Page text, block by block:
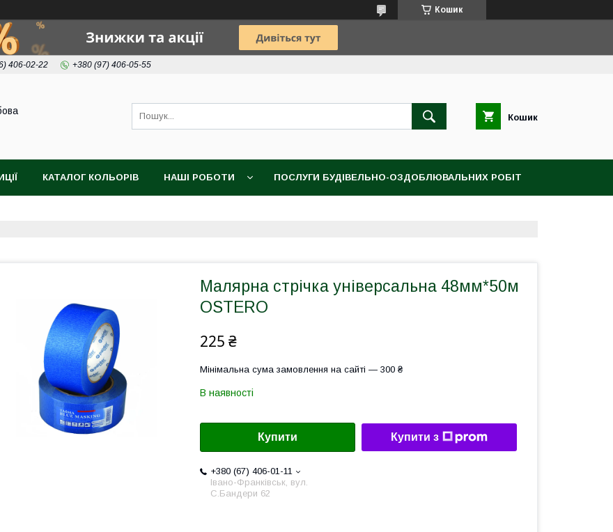
Кошик
406-02-22 +380 (97) 406-05-55
Кошик
КАТАЛОГ КОЛЬОРІВ НАШІ РОБОТИ ПОСЛУГИ БУДІВЕЛЬНО-ОЗДОБЛЮВАЛЬНИХ РОБІТ
Малярна стрічка універсальна 48мм*50м
OSTERO
225 ₴
Мінімальна сума замовлення на сайті — 300 ₴
В наявності
Купити Купити з
+380 (67) 406-01-11
Івано-Франківськ, вул.
С.Бандери 62